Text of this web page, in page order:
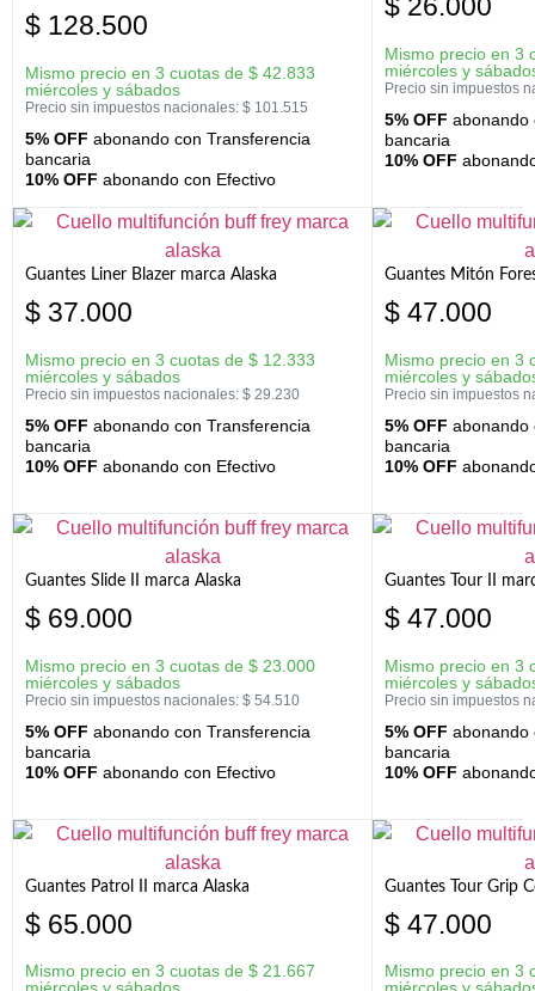
$ 128.500
Mismo precio en 3 cuotas de $ 42.833
miércoles y sábados
Precio sin impuestos nacionales: $ 101.515
5% OFF abonando con Transferencia
bancaria
10% OFF abonando con Efectivo
$ 26.000
Mismo precio en 3
miércoles y
Precio sin impuestos
5% OFF abonando
bancaria
10% OFF
Guantes Liner Blazer marca Alaska
$ 37.000
Mismo precio en 3 cuotas de $ 12.333
miércoles y sábados
Precio sin impuestos nacionales: $ 29.230
5% OFF abonando con Transferencia
bancaria
10% OFF abonando con Efectivo
Guantes Mitón
$ 47.000
Mismo precio en 3
miércoles y
Precio sin impuestos
5% OFF abonando
bancaria
10% OFF
Guantes Slide II marca Alaska
$ 69.000
Mismo precio en 3 cuotas de $ 23.000
miércoles y sábados
Precio sin impuestos nacionales: $ 54.510
5% OFF abonando con Transferencia
bancaria
10% OFF abonando con Efectivo
Guantes Tour II
$ 47.000
Mismo precio en 3
miércoles y
Precio sin impuestos
5% OFF abonando
bancaria
10% OFF
Guantes Patrol II marca Alaska
$ 65.000
Mismo precio en 3 cuotas de $ 21.667
Guantes Tour Grip
$ 47.000
Mismo precio en 3